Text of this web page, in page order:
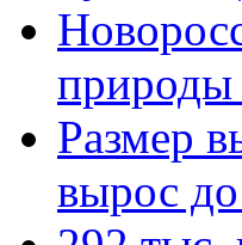
природы
Размер
вырос